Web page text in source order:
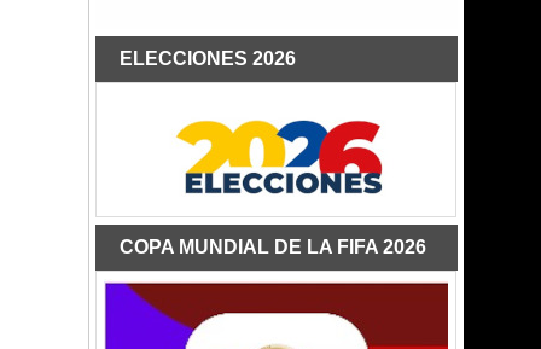
ELECCIONES 2026
COPA MUNDIAL DE LA FIFA 2026